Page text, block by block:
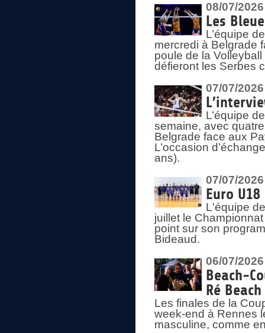
08/07/2026
Les
L’équipe
mercredi à Belgrade
poule de la
défieront les Serbes
07/07/2026
L’équipe
semaine, avec
Belgrade face aux
L’occasion
ans).
07/07/2026
Euro
L'équipe
juillet le
point sur son
Bideaud.
06/07/2026
Beach-
Ré
Les finales de la
week-end à Rennes
masculine, comme